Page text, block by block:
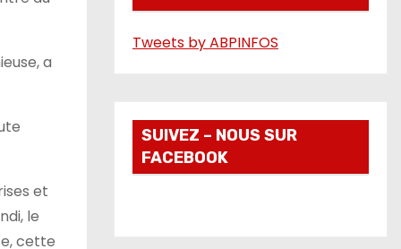
a
et
le
cette
o
Tweets by ABPINFOS
SUIVEZ – NOUS SUR
FACEBOOK